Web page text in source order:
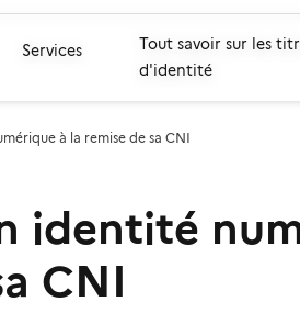
Services
Tout savoir sur les
d'identité
à la remise de sa CNI
identité
CNI